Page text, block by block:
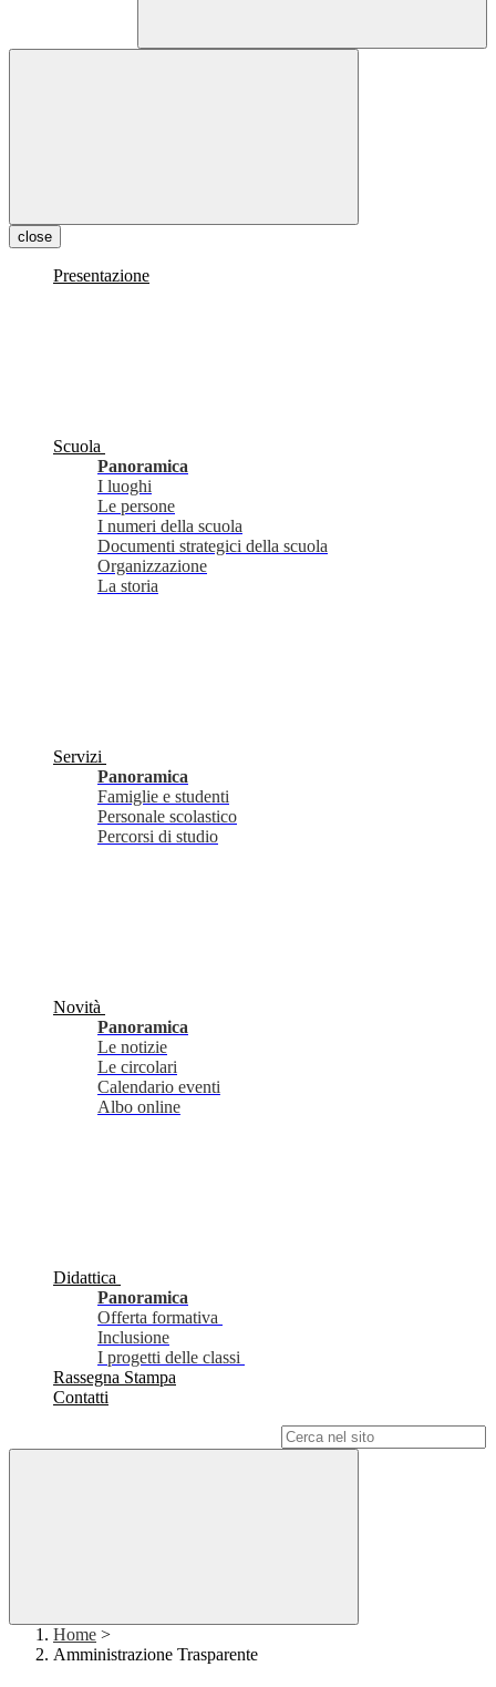
close
Presentazione
Scuola
Panoramica
I luoghi
Le persone
I numeri della scuola
Documenti strategici della scuola
Organizzazione
La storia
Servizi
Panoramica
Famiglie e studenti
Personale scolastico
Percorsi di studio
Novità
Panoramica
Le notizie
Le circolari
Calendario eventi
Albo online
Didattica
Panoramica
Offerta formativa
Inclusione
I progetti delle classi
Rassegna Stampa
Contatti
Home >
Amministrazione Trasparente